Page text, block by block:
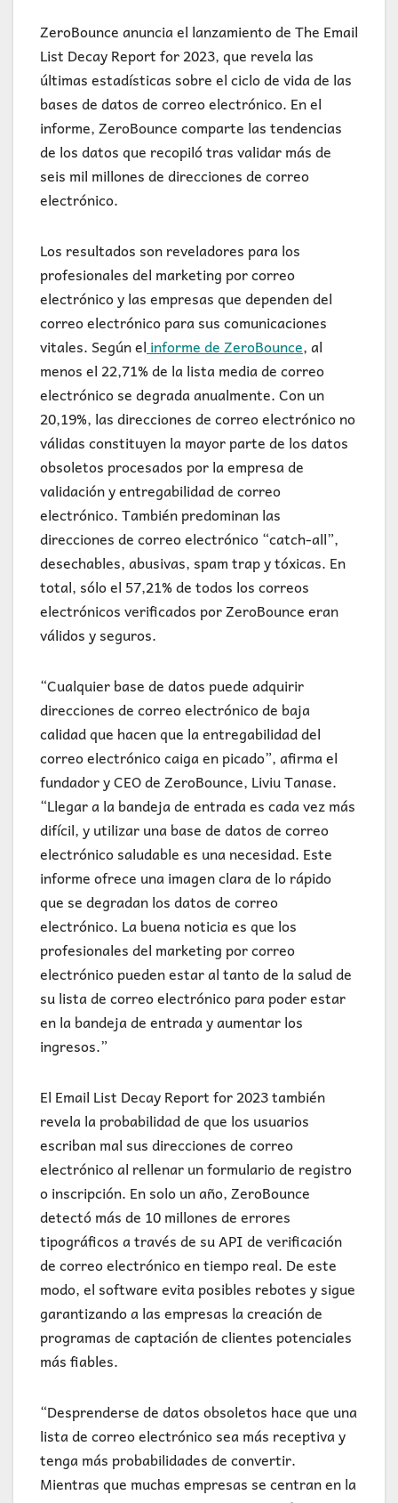
ZeroBounce anuncia el lanzamiento de The Email
List Decay Report for 2023, que revela las
últimas estadísticas sobre el ciclo de vida de las
bases de datos de correo electrónico. En el
informe, ZeroBounce comparte las tendencias
de los datos que recopiló tras validar más de
seis mil millones de direcciones de correo
electrónico.
Los resultados son reveladores para los
profesionales del marketing por correo
electrónico y las empresas que dependen del
correo electrónico para sus comunicaciones
vitales. Según el informe de ZeroBounce, al
menos el 22,71% de la lista media de correo
electrónico se degrada anualmente. Con un
20,19%, las direcciones de correo electrónico no
válidas constituyen la mayor parte de los datos
obsoletos procesados por la empresa de
validación y entregabilidad de correo
electrónico. También predominan las
direcciones de correo electrónico “catch-all”,
desechables, abusivas, spam trap y tóxicas. En
total, sólo el 57,21% de todos los correos
electrónicos verificados por ZeroBounce eran
válidos y seguros.
“Cualquier base de datos puede adquirir
direcciones de correo electrónico de baja
calidad que hacen que la entregabilidad del
correo electrónico caiga en picado”, afirma el
fundador y CEO de ZeroBounce, Liviu Tanase.
“Llegar a la bandeja de entrada es cada vez más
difícil, y utilizar una base de datos de correo
electrónico saludable es una necesidad. Este
informe ofrece una imagen clara de lo rápido
que se degradan los datos de correo
electrónico. La buena noticia es que los
profesionales del marketing por correo
electrónico pueden estar al tanto de la salud de
su lista de correo electrónico para poder estar
en la bandeja de entrada y aumentar los
ingresos.”
El Email List Decay Report for 2023 también
revela la probabilidad de que los usuarios
escriban mal sus direcciones de correo
electrónico al rellenar un formulario de registro
o inscripción. En solo un año, ZeroBounce
detectó más de 10 millones de errores
tipográficos a través de su API de verificación
de correo electrónico en tiempo real. De este
modo, el software evita posibles rebotes y sigue
garantizando a las empresas la creación de
programas de captación de clientes potenciales
más fiables.
“Desprenderse de datos obsoletos hace que una
lista de correo electrónico sea más receptiva y
tenga más probabilidades de convertir.
Mientras que muchas empresas se centran en la